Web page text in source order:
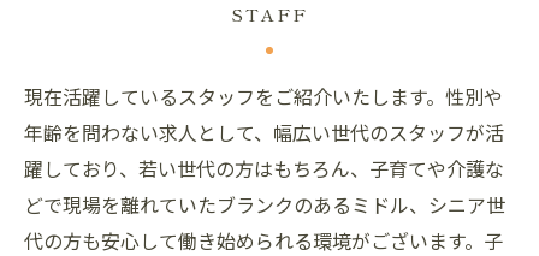
STAFF
現在活躍しているスタッフをご紹介いたします。性別や
年齢を問わない求人として、幅広い世代のスタッフが活
躍しており、若い世代の方はもちろん、子育てや介護な
どで現場を離れていたブランクのあるミドル、シニア世
代の方も安心して働き始められる環境がございます。子